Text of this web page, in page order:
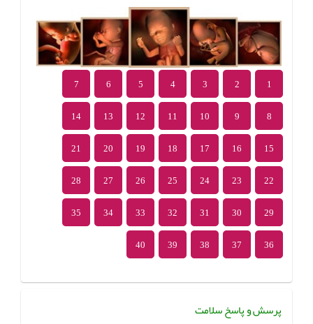
1
2
3
4
5
6
7
8
9
10
11
12
13
14
15
16
17
18
19
20
21
22
23
24
25
26
27
28
29
30
31
32
33
34
35
36
37
38
39
40
پرسش و پاسخ سلامت